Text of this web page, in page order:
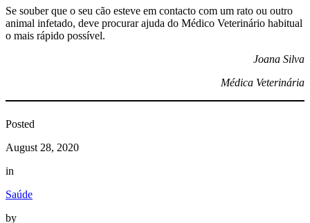
Se souber que o seu cão esteve em contacto com um rato ou outro
animal infetado, deve procurar ajuda do Médico Veterinário habitual
o mais rápido possível.
Joana Silva
Médica Veterinária
Posted
August 28, 2020
in
Saúde
by